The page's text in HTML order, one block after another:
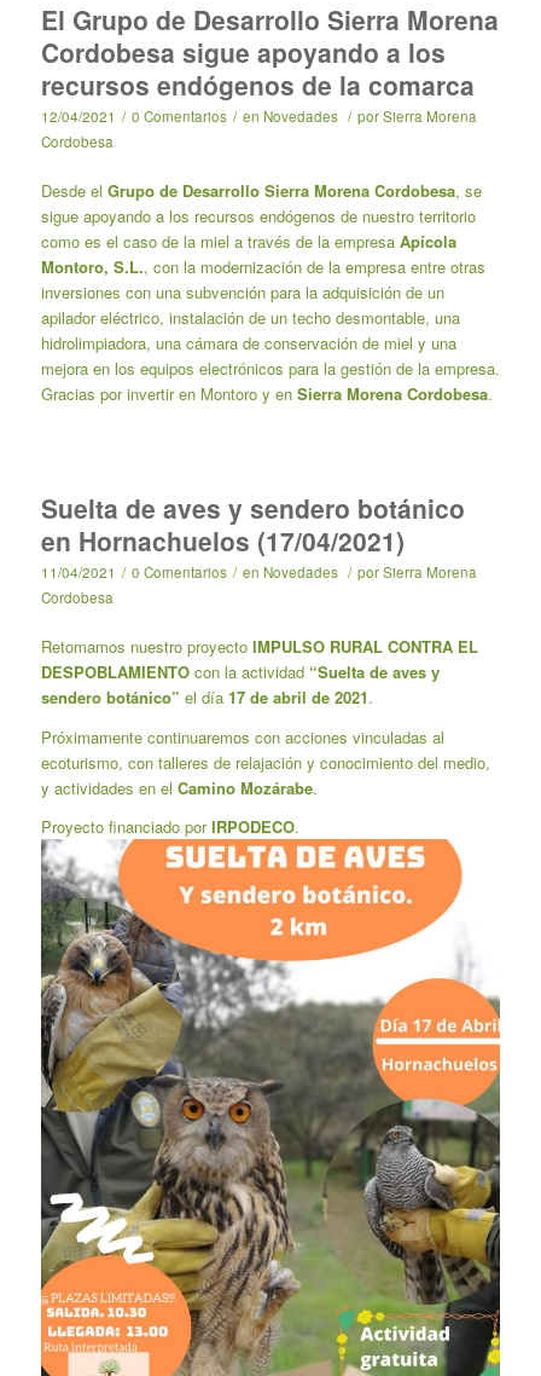
El Grupo de Desarrollo Sierra Morena
Cordobesa sigue apoyando a los
recursos endógenos de la comarca
12/04/2021 / 0 Comentarios / en Novedades / porSierra Morena
Cordobesa
Desde el Grupo de Desarrollo Sierra Morena Cordobesa, se
sigue apoyando a los recursos endógenos de nuestro territorio
como es el caso de la miel a través de la empresa Apícola
Montoro, S.L., con la modernización de la empresa entre otras
inversiones con una subvención para la adquisición de un
apilador eléctrico, instalación de un techo desmontable, una
hidrolimpiadora, una cámara de conservación de miel y una
mejora en los equipos electrónicos para la gestión de la empresa.
Gracias por invertir en Montoro y en Sierra Morena Cordobesa.
Suelta de aves y sendero botánico
en Hornachuelos (17/04/2021)
11/04/2021 / 0 Comentarios / en Novedades / porSierra Morena
Cordobesa
Retomamos nuestro proyecto IMPULSO RURAL CONTRA EL
DESPOBLAMIENTOcon la actividad “Suelta de aves y
sendero botánico” el día 17 de abril de 2021.
Próximamente continuaremos con acciones vinculadas al
ecoturismo, con talleres de relajación y conocimiento del medio,
y actividades en el Camino Mozárabe.
Proyecto financiado porIRPODECO.